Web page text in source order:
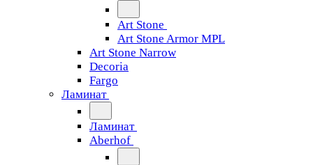
Art Stone
Art Stone Armor MPL
Art Stone Narrow
Decoria
Fargo
Ламинат
Ламинат
Aberhof